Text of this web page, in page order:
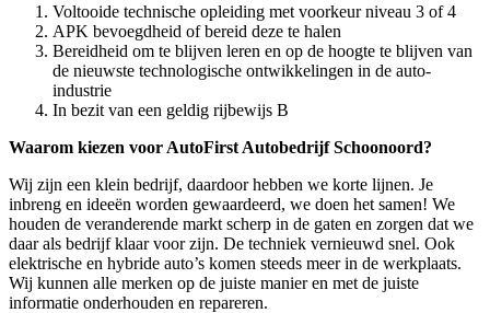
Voltooide technische opleiding met voorkeur niveau 3 of 4
APK bevoegdheid of bereid deze te halen
Bereidheid om te blijven leren en op de hoogte te blijven van
de nieuwste technologische ontwikkelingen in de auto-
industrie
In bezit van een geldig rijbewijs B
Waarom kiezen voor AutoFirst Autobedrijf Schoonoord?
Wij zijn een klein bedrijf, daardoor hebben we korte lijnen. Je
inbreng en ideeën worden gewaardeerd, we doen het samen! We
houden de veranderende markt scherp in de gaten en zorgen dat we
daar als bedrijf klaar voor zijn. De techniek vernieuwd snel. Ook
elektrische en hybride auto’s komen steeds meer in de werkplaats.
Wij kunnen alle merken op de juiste manier en met de juiste
informatie onderhouden en repareren.